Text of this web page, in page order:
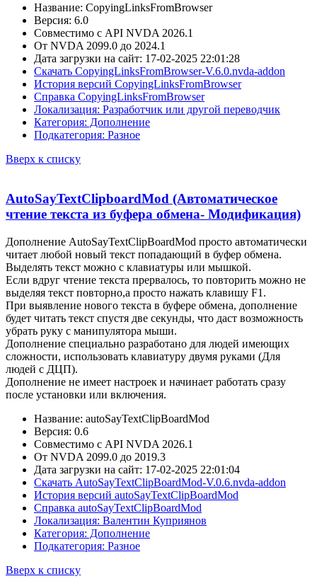
Название: CopyingLinksFromBrowser
Версия: 6.0
Совместимо с API NVDA 2026.1
От NVDA 2099.0 до 2024.1
Дата загрузки на сайт: 17-02-2025 22:01:28
Скачать CopyingLinksFromBrowser-V.6.0.nvda-addon
История версий CopyingLinksFromBrowser
Справка CopyingLinksFromBrowser
Локализация: Разработчик или другой переводчик
Категория: Дополнение
Подкатегория: Разное
Вверх к списку
AutoSayTextClipboardMod (Автоматическое
чтение текста из буфера обмена- Модификация)
Дополнение AutoSayTextClipBoardMod просто автоматически
читает любой новый текст попадающий в буфер обмена.
Выделять текст можно с клавиатуры или мышкой.
Если вдруг чтение текста прервалось, то повторить можно не
выделяя текст повторно,а просто нажать клавишу F1.
При выявление нового текста в буфере обмена, дополнение
будет читать текст спустя две секунды, что даст возможность
убрать руку с манипулятора мыши.
Дополнение специально разработано для людей имеющих
сложности, использовать клавиатуру двумя руками (Для
людей с ДЦП).
Дополнение не имеет настроек и начинает работать сразу
после установки или включения.
Название: autoSayTextClipBoardMod
Версия: 0.6
Совместимо с API NVDA 2026.1
От NVDA 2099.0 до 2019.3
Дата загрузки на сайт: 17-02-2025 22:01:04
Скачать AutoSayTextClipBoardMod-V.0.6.nvda-addon
История версий autoSayTextClipBoardMod
Справка autoSayTextClipBoardMod
Локализация: Валентин Куприянов
Категория: Дополнение
Подкатегория: Разное
Вверх к списку